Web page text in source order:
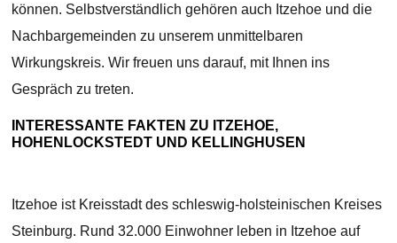
können. Selbstverständlich gehören auch Itzehoe und die
Nachbargemeinden zu unserem unmittelbaren
Wirkungskreis. Wir freuen uns darauf, mit Ihnen ins
Gespräch zu treten.
INTERESSANTE FAKTEN ZU ITZEHOE,
HOHENLOCKSTEDT UND KELLINGHUSEN
Itzehoe ist Kreisstadt des schleswig-holsteinischen Kreises
Steinburg. Rund 32.000 Einwohner leben in Itzehoe auf